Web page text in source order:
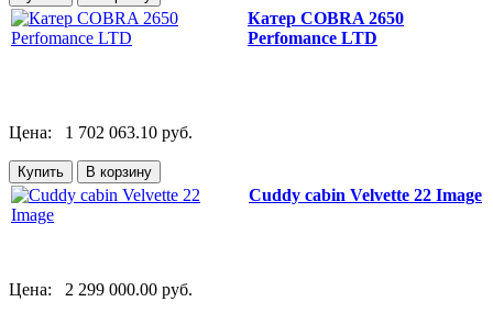
Катер COBRA 2650
Perfomance LTD
Цена: 1 702 063.10 руб.
Cuddy cabin Velvette 22 Image
Цена: 2 299 000.00 руб.